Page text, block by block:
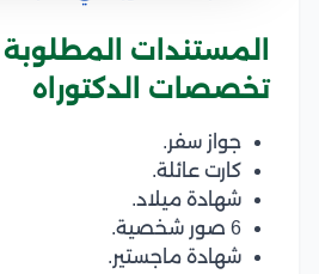
المستندات
تخصصات الدكتوراه
جواز سفر.
كارت عائلة.
شهادة ميلاد.
6 صور شخصية.
شهادة ماجستير.